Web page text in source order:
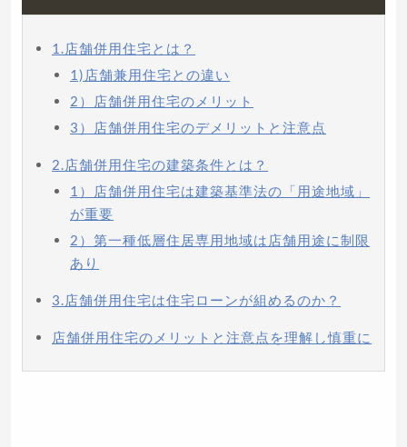
1.店舗併用住宅とは？
1)店舗兼用住宅との違い
2）店舗併用住宅のメリット
3）店舗併用住宅のデメリットと注意点
2.店舗併用住宅の建築条件とは？
1）店舗併用住宅は建築基準法の「用途地域」
が重要
2）第一種低層住居専用地域は店舗用途に制限
あり
3.店舗併用住宅は住宅ローンが組めるのか？
店舗併用住宅のメリットと注意点を理解し慎重に